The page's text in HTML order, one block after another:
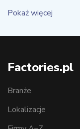
Pokaż więcej
Factories.pl
Branże
Lokalizacje